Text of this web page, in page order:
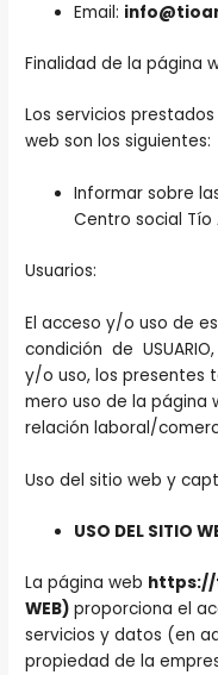
Email:
Finalidad de la página
Los servicios
web son los siguientes:
Informar sobre
Centro social Tío
Usuarios:
El acceso y/o uso de
condición de
y/o uso, los presentes
mero uso de la
relación laboral/
Uso del sitio web y
USO DEL SITIO
La página web
WEB)proporciona el
servicios y datos (en
propiedad de la